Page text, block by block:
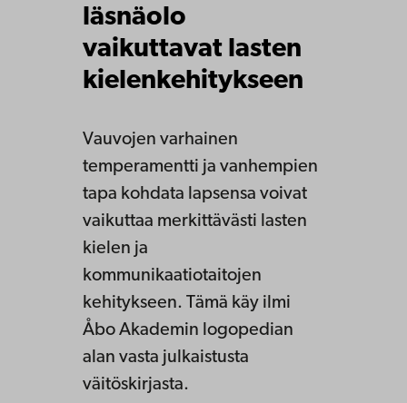
läsnäolo
vaikuttavat lasten
kielenkehitykseen
Vauvojen varhainen
temperamentti ja vanhempien
tapa kohdata lapsensa voivat
vaikuttaa merkittävästi lasten
kielen ja
kommunikaatiotaitojen
kehitykseen. Tämä käy ilmi
Åbo Akademin logopedian
alan vasta julkaistusta
väitöskirjasta.